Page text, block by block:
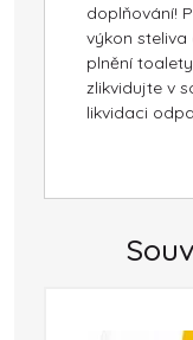
doplňování!
výkon
plnění
zlikvidujte v
likvidaci